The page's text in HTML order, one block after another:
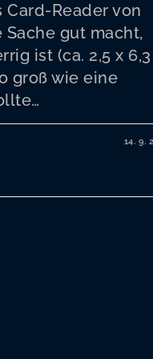
Card-Reader von
Sache gut macht,
ist (ca. 2,5 x 6,3
groß wie eine
14. 9.